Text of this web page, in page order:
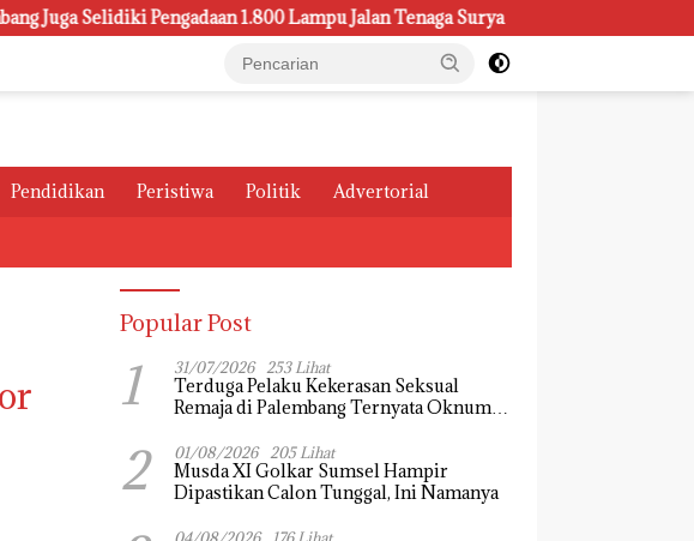
Pengadaan 1.800 Lampu Jalan Tenaga Surya Kasus Pemeliharaan
Pendidikan Peristiwa Politik Advertorial
Popular Post
1 31/07/2026 253 Lihat
Terduga Pelaku Kekerasan Seksual
Remaja di Palembang Ternyata Oknum
2 01/08/2026 205 Lihat
Musda XI Golkar Sumsel Hampir
Dipastikan Calon Tunggal, Ini Namanya